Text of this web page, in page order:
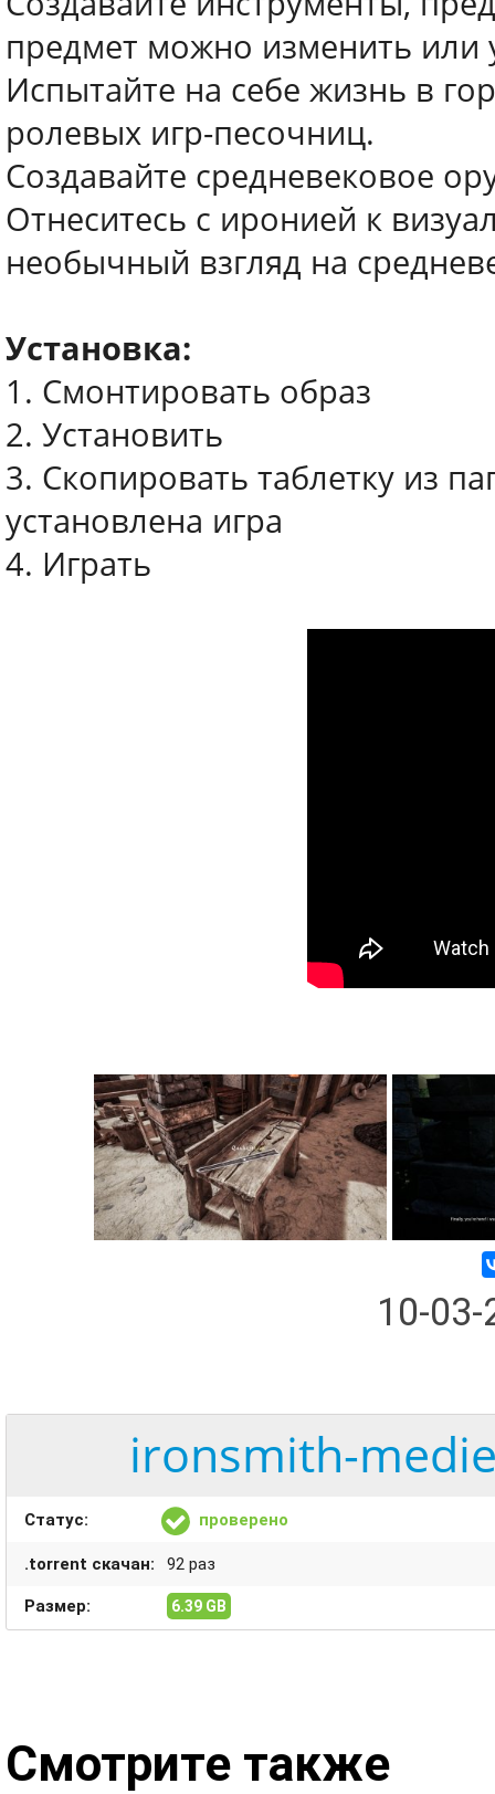
предмет можно изменить или
Испытайте на себе жизнь в
ролевых игр-песочниц.
Создавайте средневековое
Отнеситесь с иронией к
необычный взгляд на
Установка:
1. Смонтировать образ
2. Установить
3. Скопировать таблетку из
установлена игра
4. Играть
10-
ironsmith-
Статус: проверено
.torrent скачан: 92 раз
Размер: 6.39 GB
Смотрите также